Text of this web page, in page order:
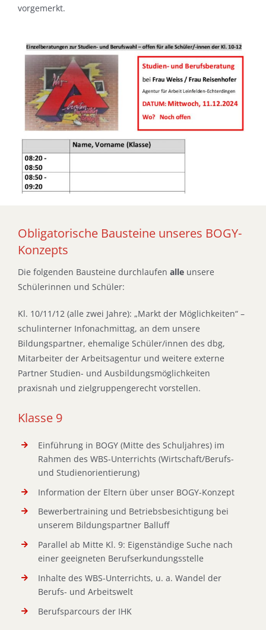
vorgemerkt.
Obligatorische Bausteine unseres BOGY-
Konzepts
Die folgenden Bausteine durchlaufen alle unsere
Schülerinnen und Schüler:
Kl. 10/11/12 (alle zwei Jahre): „Markt der Möglichkeiten“ –
schulinterner Infonachmittag, an dem unsere
Bildungspartner, ehemalige Schüler/innen des dbg,
Mitarbeiter der Arbeitsagentur und weitere externe
Partner Studien- und Ausbildungsmöglichkeiten
praxisnah und zielgruppengerecht vorstellen.
Klasse 9
Einführung in BOGY (Mitte des Schuljahres) im
Rahmen des WBS-Unterrichts (Wirtschaft/Berufs-
und Studienorientierung)
Information der Eltern über unser BOGY-Konzept
Bewerbertraining und Betriebsbesichtigung bei
unserem Bildungspartner Balluff
Parallel ab Mitte Kl. 9: Eigenständige Suche nach
einer geeigneten Berufserkundungsstelle
Inhalte des WBS-Unterrichts, u. a. Wandel der
Berufs- und Arbeitswelt
Berufsparcours der IHK